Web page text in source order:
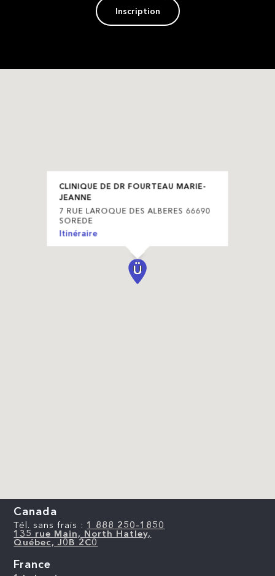
Inscription
CLINIQUE DE DR FOURTEAU MARIE-
JEANNE
7 RUE LAROQUE DES ALBERES 66690
SOREDE
Itinéraire
Canada
Tél. sans frais : 1 888 250-1850
135 rue Main, North Hatley,
Québec, J0B 2C0
France